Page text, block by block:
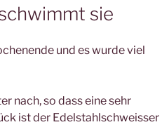
sie
und es wurde viel
nach, so dass eine sehr
ist der Edelstahlschweisser